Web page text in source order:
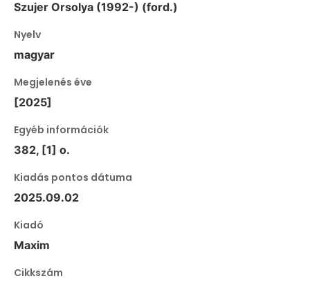
Szujer Orsolya (1992-) (ford.)
Nyelv
magyar
Megjelenés éve
[2025]
Egyéb információk
382, [1] o.
Kiadás pontos dátuma
2025.09.02
Kiadó
Maxim
Cikkszám